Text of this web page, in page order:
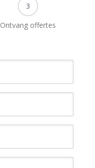
3
Ontvang offertes